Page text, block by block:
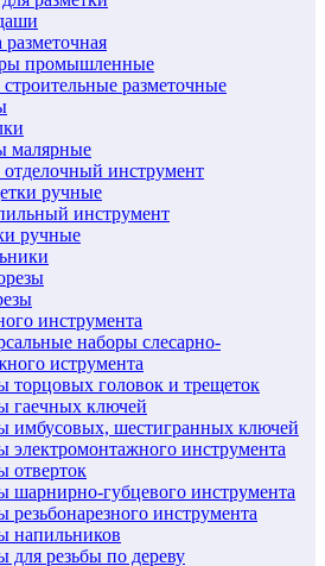
разметочная
промышленные
разметочные
малярные
инструмент
ручные
инструмент
ручные
инструмента
наборы слесарно-
иструмента
торцовых головок и трещеток
гаечных ключей
имбусовых, шестигранных ключей
электромонтажного инструмента
отверток
шарнирно-губцевого инструмента
резьбонарезного инструмента
напильников
для резьбы по дереву